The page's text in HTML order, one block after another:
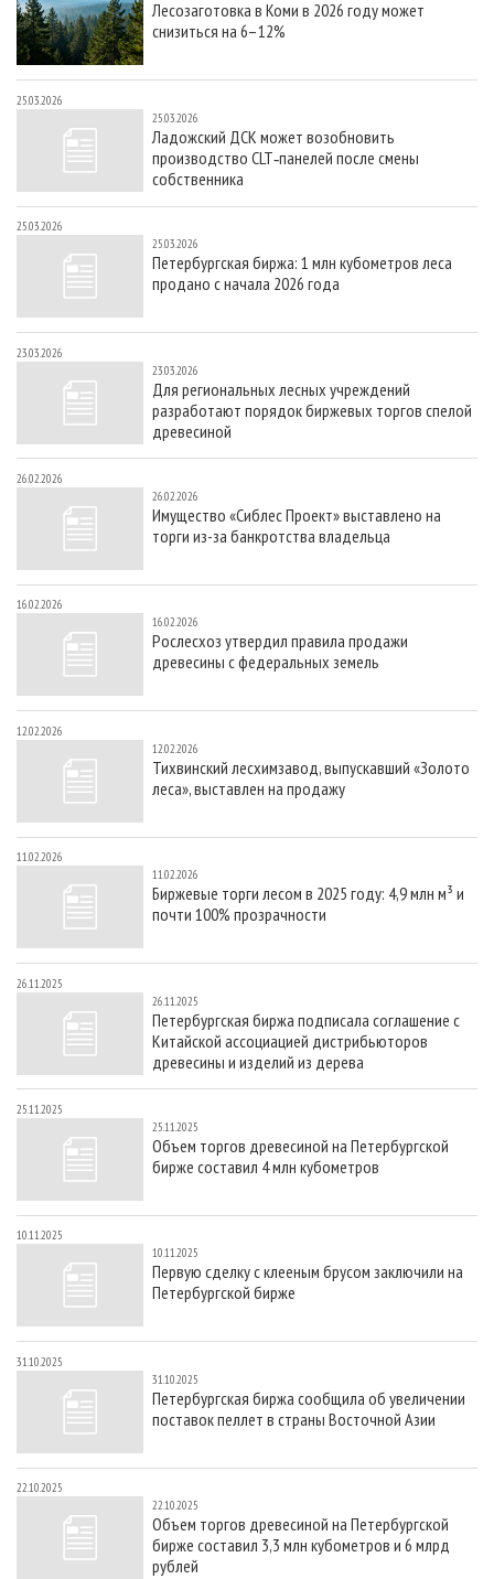
СУШКА ДРЕВЕСИНЫ
ПРОИЗВОДСТВО ДРЕВЕСНЫХ ПЛИТ
ДЕРЕВЯННОЕ ДОМОСТРОЕНИЕ
ПРОИЗВОДСТВО МЕБЕЛИ
БИОЭНЕРГЕТИКА
ЦБП
ИНСТРУМЕНТ И МАТЕРИАЛЫ
ПЕРСОНЫ
МОБИЛЬНЫЕ ВЫСТАВКИ
ПРИОРИТЕТНЫЕ ИНВЕСТПРОЕКТЫ
RUSSIAN FORESTRY REVIEW
ГАЗЕТА ЛЕСПРОМФОРУМ
БИБЛИОТЕКА СПЕЦИАЛИСТА
КОНТАКТЫ
РЕКЛАМА
РЕКЛАМА НА САЙТЕ
Лесозаготовка в Коми в 2026 году может
снизиться на 6–12%
25.03.2026
25.03.2026
Ладожский ДСК может возобновить
производство CLT‑панелей после смены
собственника
25.03.2026
25.03.2026
Петербургская биржа: 1 млн кубометров леса
продано с начала 2026 года
23.03.2026
23.03.2026
Для региональных лесных учреждений
разработают порядок биржевых торгов спелой
древесиной
26.02.2026
26.02.2026
Имущество «Сиблес Проект» выставлено на
торги из-за банкротства владельца
16.02.2026
16.02.2026
Рослесхоз утвердил правила продажи
древесины с федеральных земель
12.02.2026
12.02.2026
Тихвинский лесхимзавод, выпускавший «Золото
леса», выставлен на продажу
11.02.2026
11.02.2026
Биржевые торги лесом в 2025 году: 4,9 млн м³ и
почти 100% прозрачности
26.11.2025
26.11.2025
Петербургская биржа подписала соглашение с
Китайской ассоциацией дистрибьюторов
древесины и изделий из дерева
25.11.2025
25.11.2025
Объем торгов древесиной на Петербургской
бирже составил 4 млн кубометров
10.11.2025
10.11.2025
Первую сделку с клееным брусом заключили на
Петербургской бирже
31.10.2025
31.10.2025
Петербургская биржа сообщила об увеличении
поставок пеллет в страны Восточной Азии
22.10.2025
22.10.2025
Объем торгов древесиной на Петербургской
бирже составил 3,3 млн кубометров и 6 млрд
рублей